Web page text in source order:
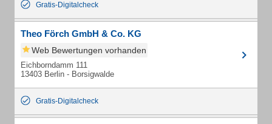
Gratis-Digitalcheck
Theo Förch GmbH & Co. KG
Web Bewertungen vorhanden
Eichborndamm 111
13403 Berlin - Borsigwalde
Gratis-Digitalcheck